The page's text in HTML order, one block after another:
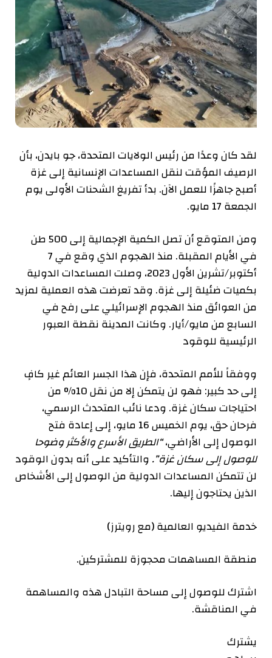
لقد كان وعدًا من رئيس الولايات المتحدة، جو بايدن، بأن
الرصيف المؤقت لنقل المساعدات الإنسانية إلى غزة
أصبح جاهزًا للعمل الآن. بدأ تفريغ الشحنات الأولى يوم
الجمعة 17 مايو.
ومن المتوقع أن تصل الكمية الإجمالية إلى 500 طن
في الأيام المقبلة. منذ الهجوم الذي وقع في 7
أكتوبر/تشرين الأول 2023، وصلت المساعدات الدولية
بكميات ضئيلة إلى غزة. وقد تعرضت هذه العملية لمزيد
من العوائق منذ الهجوم الإسرائيلي على رفح في
السابع من مايو/أيار. وكانت المدينة نقطة العبور
الرئيسية للوقود
ووفقاً للأمم المتحدة، فإن هذا الجسر العائم غير كافٍ
إلى حد كبير: فهو لن يتمكن إلا من نقل 10% من
احتياجات سكان غزة. ودعا نائب المتحدث الرسمي،
فرحان حق، يوم الخميس 16 مايو، إلى إعادة فتح
الوصول إلى الأراضي،“الطريق الأسرع والأكثر وضوحا
للوصول إلى سكان غزة”.والتأكيد على أنه بدون الوقود
لن تتمكن المساعدات الدولية من الوصول إلى الأشخاص
الذين يحتاجون إليها.
خدمة الفيديو العالمية(مع رويترز)
منطقة المساهمات محجوزة للمشتركين.
اشترك للوصول إلى مساحة التبادل هذه والمساهمة
في المناقشة.
يشترك